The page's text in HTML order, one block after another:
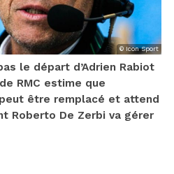
© Icon Sport
le départ d’Adrien Rabiot
RMC estime que
être remplacé et attend
Roberto De Zerbi va gérer